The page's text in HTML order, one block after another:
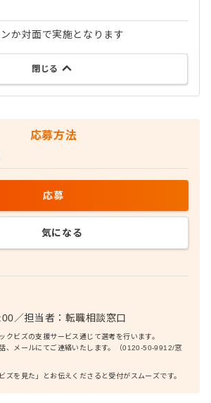
か対面で実施となります
閉じる
応募方法
／担当者： 転職相談窓口
クビズの支援サービス通じて選考を行います。
、メールにてご連絡いたします。（0120-50-9912/窓
ズを見た」とお伝えくださると受付がスムーズです。
応募
気になる